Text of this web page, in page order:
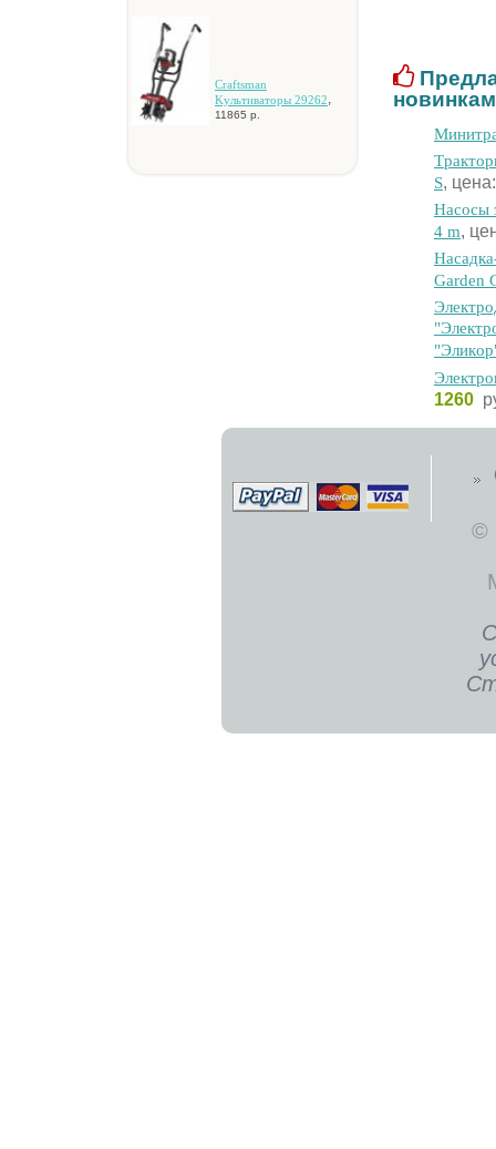
Craftsman
Kультивaтopы 29262,
11865 р.
S,
Hacocы
4 m,
Garden
1260
©